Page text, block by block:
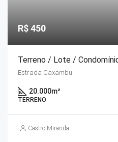
R$ 450
Estrada Caxambu
20.000m²
TERRENO
Castro Miranda